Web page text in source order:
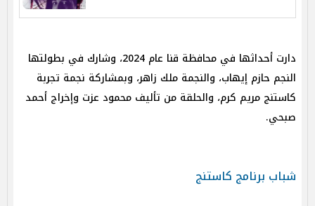
دارت أحداثها في محافظة قنا عام 2024، وشارك في بطولتها
النجم حازم إيهاب، والنجمة ملك زاهر، وبمشاركة نجمة تجربة
كاستنج مريم كرم، والحلقة من تأليف محمود عزت وإخراج أحمد
صبحي.
شباب برنامج كاستنج